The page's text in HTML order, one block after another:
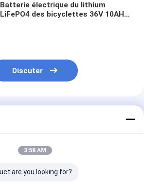
Batterie électrique du lithium
LiFePO4 des bicyclettes 36V 10AH,
Discuter
3:58 AM
are you looking for?